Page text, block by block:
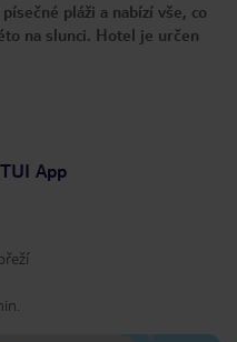
pláži a nabízí vše, co
na slunci. Hotel je určen
App